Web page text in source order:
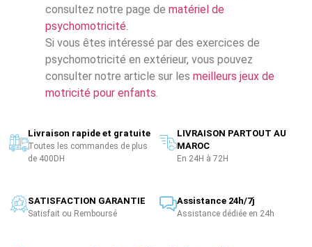
consultez notre page de matériel de
psychomotricité
Si vous êtes intéressé par des exercices de
psychomotricité en extérieur, vous pouvez
consulter notre article sur les meilleurs jeux de
motricité pour enfants
Livraison rapide et gratuite
Toutes les commandes de plus
de 400DH
LIVRAISON PARTOUT AU
MAROC
En 24H à 72H
SATISFACTION GARANTIE
Satisfait ou Remboursé
Assistance 24h/7j
Assistance dédiée en 24h